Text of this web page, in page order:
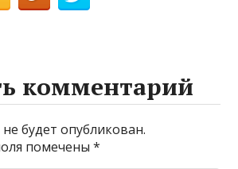
комментарий
будет опубликован.
помечены*